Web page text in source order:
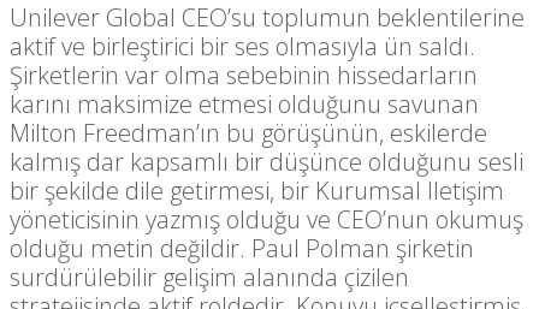
Unilever Global CEO’su toplumun beklentilerine
aktif ve birleştirici bir ses olmasıyla ün saldı.
Şirketlerin var olma sebebinin hissedarların
karını maksimize etmesi olduğunu savunan
Milton Freedman’ın bu görüşünün, eskilerde
kalmış dar kapsamlı bir düşünce olduğunu sesli
bir şekilde dile getirmesi, bir Kurumsal Iletişim
yöneticisinin yazmış olduğu ve CEO’nun okumuş
olduğu metin değildir. Paul Polman şirketin
surdürülebilir gelişim alanında çizilen